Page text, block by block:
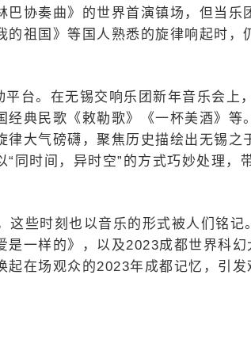
巴协奏曲》的世界首演镇场，但当乐
的祖国》等国人熟悉的旋律响起时，
台。在无锡交响乐团新年音乐会上
经典民歌《敕勒歌》《一杯美酒》等
律大气磅礴，聚焦历史描绘出无锡之
同时间，异时空”的方式巧妙处理，
些时刻也以音乐的形式被人们铭记
是一样的》，以及2023成都世界科幻
起在场观众的2023年成都记忆，引发